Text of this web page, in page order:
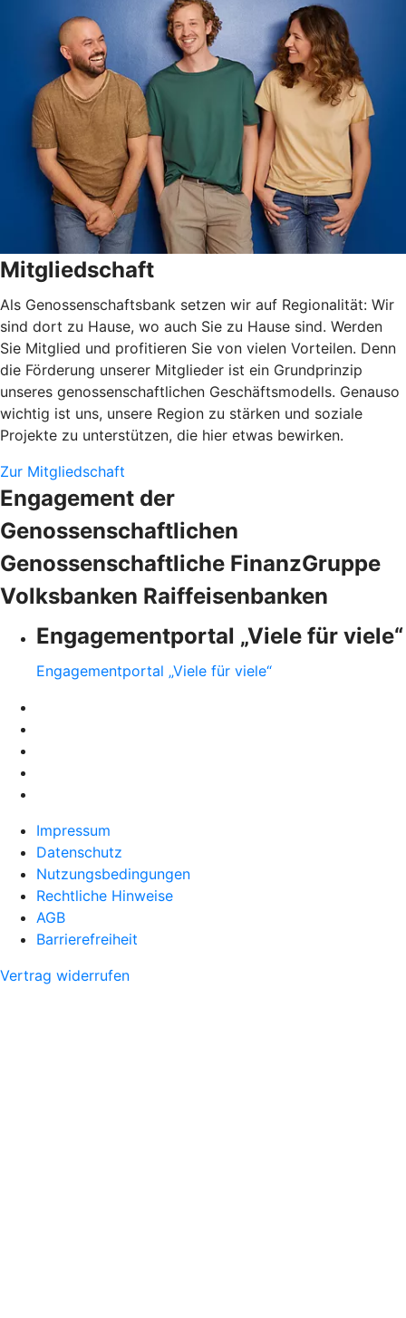
Mitgliedschaft
Als Genossenschaftsbank setzen wir auf Regionalität: Wir
sind dort zu Hause, wo auch Sie zu Hause sind. Werden
Sie Mitglied und profitieren Sie von vielen Vorteilen. Denn
die Förderung unserer Mitglieder ist ein Grundprinzip
unseres genossenschaftlichen Geschäftsmodells. Genauso
wichtig ist uns, unsere Region zu stärken und soziale
Projekte zu unterstützen, die hier etwas bewirken.
Zur Mitgliedschaft
Engagement der
Genossenschaftlichen
Genossenschaftliche FinanzGruppe
Volksbanken Raiffeisenbanken
Engagementportal „Viele für viele“
Engagementportal „Viele für viele“
Impressum
Datenschutz
Nutzungsbedingungen
Rechtliche Hinweise
AGB
Barrierefreiheit
Vertrag widerrufen